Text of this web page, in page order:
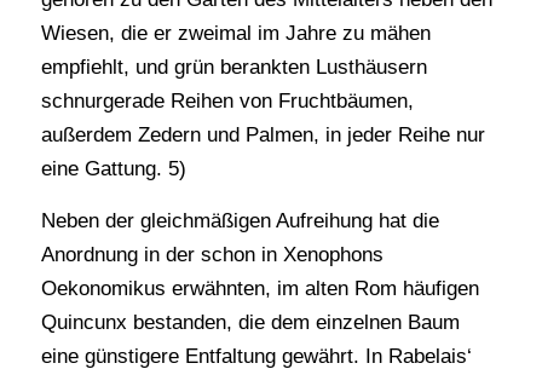
Wiesen, die er zweimal im Jahre zu mähen
empfiehlt, und grün berankten Lusthäusern
schnurgerade Reihen von Fruchtbäumen,
außerdem Zedern und Palmen, in jeder Reihe nur
eine Gattung. 5)
Neben der gleichmäßigen Aufreihung hat die
Anordnung in der schon in Xenophons
Oekonomikus erwähnten, im alten Rom häufigen
Quincunx bestanden, die dem einzelnen Baum
eine günstigere Entfaltung gewährt. In Rabelais‘